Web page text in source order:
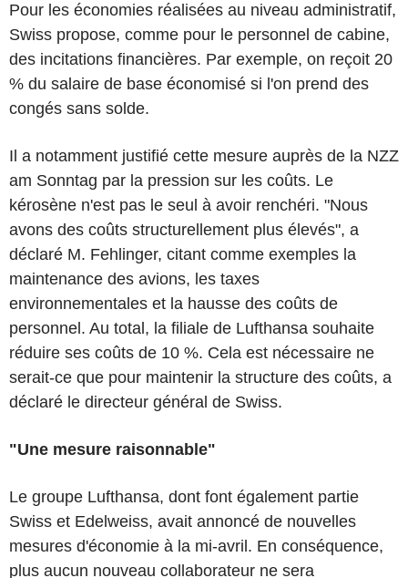
Pour les économies réalisées au niveau administratif,
Swiss propose, comme pour le personnel de cabine,
des incitations financières. Par exemple, on reçoit 20
% du salaire de base économisé si l'on prend des
congés sans solde.
Il a notamment justifié cette mesure auprès de la NZZ
am Sonntag par la pression sur les coûts. Le
kérosène n'est pas le seul à avoir renchéri. "Nous
avons des coûts structurellement plus élevés", a
déclaré M. Fehlinger, citant comme exemples la
maintenance des avions, les taxes
environnementales et la hausse des coûts de
personnel. Au total, la filiale de Lufthansa souhaite
réduire ses coûts de 10 %. Cela est nécessaire ne
serait-ce que pour maintenir la structure des coûts, a
déclaré le directeur général de Swiss.
"Une mesure raisonnable"
Le groupe Lufthansa, dont font également partie
Swiss et Edelweiss, avait annoncé de nouvelles
mesures d'économie à la mi-avril. En conséquence,
plus aucun nouveau collaborateur ne sera